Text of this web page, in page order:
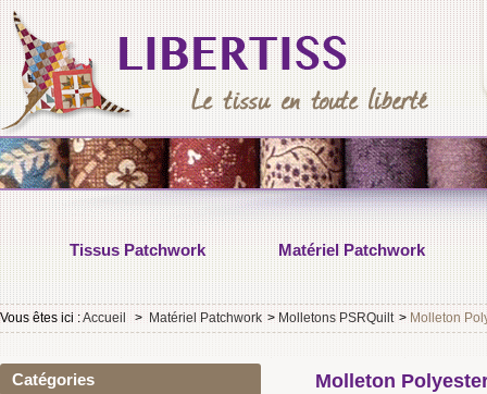
Tissus Patchwork Matériel Patchwork
Vous êtes ici :Accueil > Matériel Patchwork > Molletons PSRQuilt > Molleton
Catégories Molleton